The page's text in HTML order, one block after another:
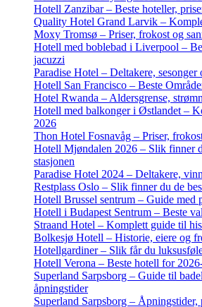
Hotell Zanzibar – Beste hoteller,
Quality Hotel Grand Larvik –
Moxy Tromsø – Priser, frokost og
Hotell med boblebad i Liverpool –
jacuzzi
Paradise Hotel – Deltakere,
Hotell San Francisco – Beste
Hotel Rwanda – Aldersgrense,
Hotell med balkonger i Østlandet –
2026
Thon Hotel Fosnavåg – Priser,
Hotell Mjøndalen 2026 – Slik finner
stasjonen
Paradise Hotel 2024 – Deltakere,
Restplass Oslo – Slik finner du de
Hotell Brussel sentrum – Guide med
Hotell i Budapest Sentrum – Beste
Straand Hotel – Komplett guide til
Bolkesjø Hotell – Historie, eiere og
Hotellgardiner – Slik får du
Hotell Verona – Beste hotell for
Superland Sarpsborg – Guide til
åpningstider
Superland Sarpsborg –